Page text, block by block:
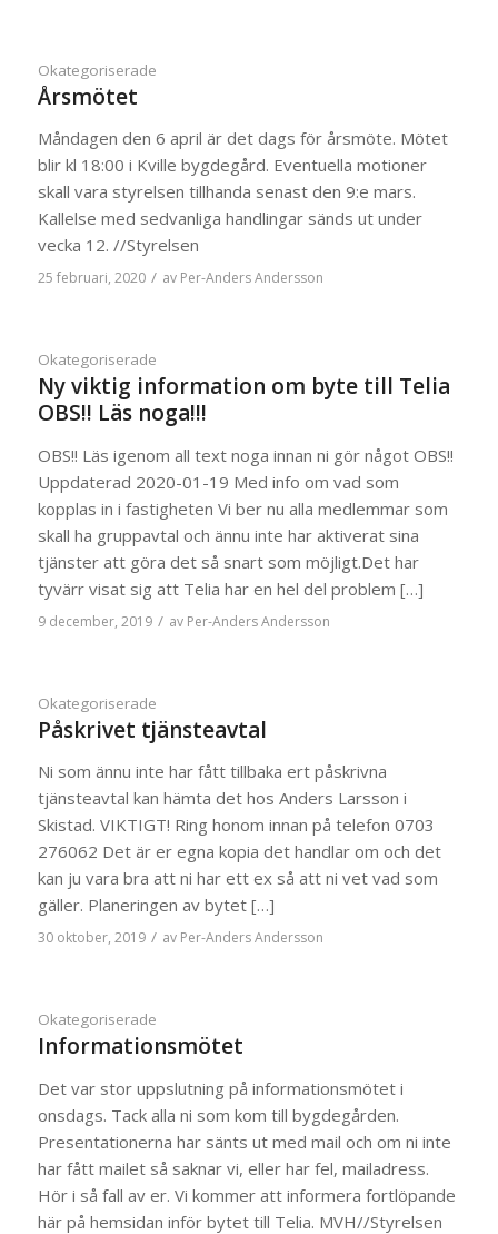
Okategoriserade
Årsmötet
Måndagen den 6 april är det dags för årsmöte. Mötet
blir kl 18:00 i Kville bygdegård. Eventuella motioner
skall vara styrelsen tillhanda senast den 9:e mars.
Kallelse med sedvanliga handlingar sänds ut under
vecka 12. //Styrelsen
25 februari, 2020 / av Per-Anders Andersson
Okategoriserade
Ny viktig information om byte till Telia
OBS!! Läs noga!!!
OBS!! Läs igenom all text noga innan ni gör något OBS!!
Uppdaterad 2020-01-19 Med info om vad som
kopplas in i fastigheten Vi ber nu alla medlemmar som
skall ha gruppavtal och ännu inte har aktiverat sina
tjänster att göra det så snart som möjligt.Det har
tyvärr visat sig att Telia har en hel del problem […]
9 december, 2019 / av Per-Anders Andersson
Okategoriserade
Påskrivet tjänsteavtal
Ni som ännu inte har fått tillbaka ert påskrivna
tjänsteavtal kan hämta det hos Anders Larsson i
Skistad. VIKTIGT! Ring honom innan på telefon 0703
276062 Det är er egna kopia det handlar om och det
kan ju vara bra att ni har ett ex så att ni vet vad som
gäller. Planeringen av bytet […]
30 oktober, 2019 / av Per-Anders Andersson
Okategoriserade
Informationsmötet
Det var stor uppslutning på informationsmötet i
onsdags. Tack alla ni som kom till bygdegården.
Presentationerna har sänts ut med mail och om ni inte
har fått mailet så saknar vi, eller har fel, mailadress.
Hör i så fall av er. Vi kommer att informera fortlöpande
här på hemsidan inför bytet till Telia. MVH//Styrelsen